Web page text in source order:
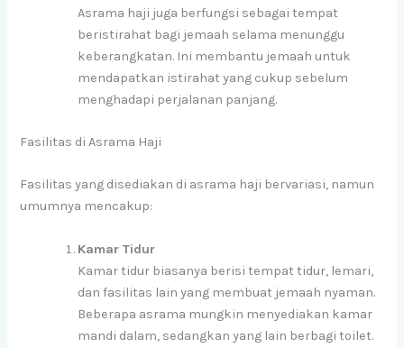
Asrama haji juga berfungsi sebagai tempat
beristirahat bagi jemaah selama menunggu
keberangkatan. Ini membantu jemaah untuk
mendapatkan istirahat yang cukup sebelum
menghadapi perjalanan panjang.
Fasilitas di Asrama Haji
Fasilitas yang disediakan di asrama haji bervariasi, namun
umumnya mencakup:
Kamar Tidur
Kamar tidur biasanya berisi tempat tidur, lemari,
dan fasilitas lain yang membuat jemaah nyaman.
Beberapa asrama mungkin menyediakan kamar
mandi dalam, sedangkan yang lain berbagi toilet.